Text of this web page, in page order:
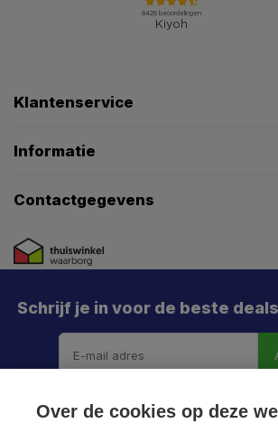
Klantenservice
Informatie
Contactgegevens
Schrijf je in voor de beste
Over de cookies op deze
Meld je aan en mis geen enkele actie,
of nieuwe deal meer. Én je krijgt direct €5